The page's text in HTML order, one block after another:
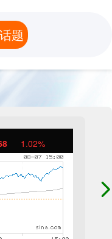
1.02%
题